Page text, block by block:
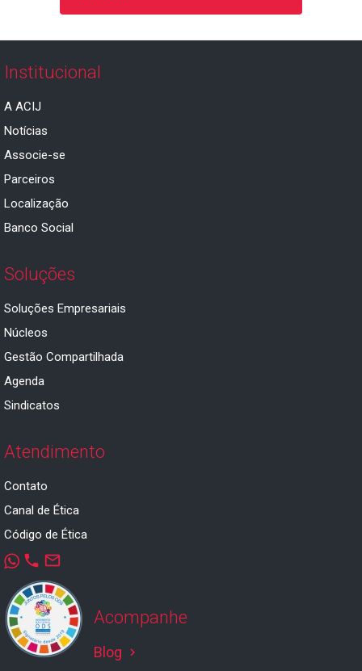
Institucional
A ACIJ
Notícias
Associe-se
Parceiros
Localização
Banco Social
Soluções
Soluções Empresariais
Núcleos
Gestão Compartilhada
Agenda
Sindicatos
Atendimento
Contato
Canal de Ética
Código de Ética
phone mail_outline
Acompanhe
Blog keyboard_arrow_right